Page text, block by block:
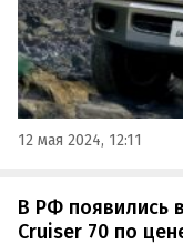
12 мая 2024, 12:11
В РФ появились
Cruiser 70 по